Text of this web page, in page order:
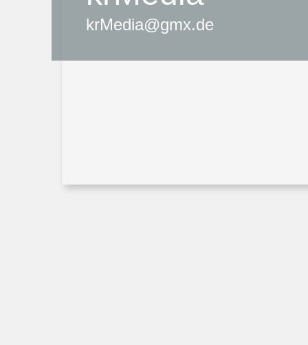
krMedia@gmx.de